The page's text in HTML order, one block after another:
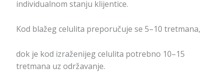
individualnom stanju klijentice.
Kod blažeg celulita preporučuje se 5–10 tretmana,
dok je kod izraženijeg celulita potrebno 10–15
tretmana uz održavanje.